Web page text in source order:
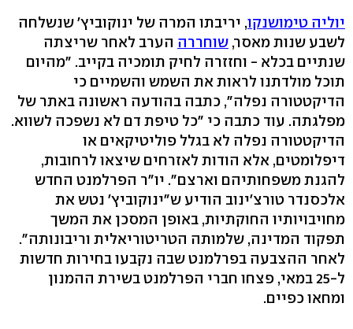
יוליה טימושנקו, יריבתו המרה של ינוקוביץ' שנשלחה
לשבע שנות מאסר, שוחררה הערב לאחר שריצתה
שנתיים בכלא - וחזזרה לחיק תומכיה בקייב. "מהיום
תוכל מולדתנו לראות את השמש והשמיים כי
הדיקטטורה נפלה", כתבה בהודעה ראשונה באתר של
מפלגתה. עוד כתבה כי "כל טיפת דם לא נשפכה לשווא.
הדיקטטורה נפלה לא בגלל פוליטיקאים או
דיפלומטים, אלא הודות לאזרחים שיצאו לרחובות,
להגנת משפחותיהם וארצם". יו"ר הפרלמנט החדש
אלכסנדר טורצ'ינוב הודיע ש"ינוקוביץ' נטש את
מחויבויותיו החוקתיות, באופן המסכן את המשך
תפקוד המדינה, שלמותה הטריטוריאלית וריבונותה".
לאחר ההצבעה בפרלמנט שבה נקבעו בחירות חדשות
ל-25 במאי, פצחו חברי הפרלמנט בשירת ההמנון
ומחאו כפיים.